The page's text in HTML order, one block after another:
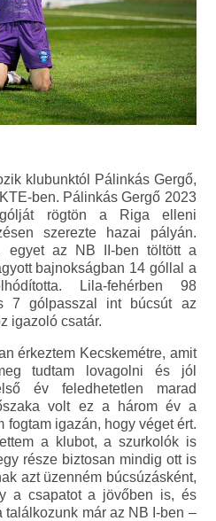
klubunktól Pálinkás Gergő,
ben. Pálinkás Gergő 2023
rögtön a Riga elleni
szerezte hazai pályán.
egyet az NB II-ben töltött a
bajnokságban 14 góllal a
Lila-fehérben 98
7 gólpasszal int búcsút az
igazoló csatár.
érkeztem Kecskemétre, amit
tudtam lovagolni és jól
év feledhetetlen marad
volt ez a három év a
fogtam igazán, hogy véget ért.
a klubot, a szurkolók is
része biztosan mindig ott is
azt üzenném búcsúzásként,
a csapatot a jövőben is, és
találkozunk már az NB I-ben –